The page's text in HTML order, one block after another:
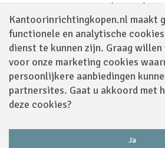
Kantoorinrichtingkopen.nl maakt
functionele en analytische
dienst te kunnen zijn. Graag
voor onze marketing cookies
persoonlijkere aanbiedingen
partnersites. Gaat u akkoord met
deze cookies?
Ja
Lees verder